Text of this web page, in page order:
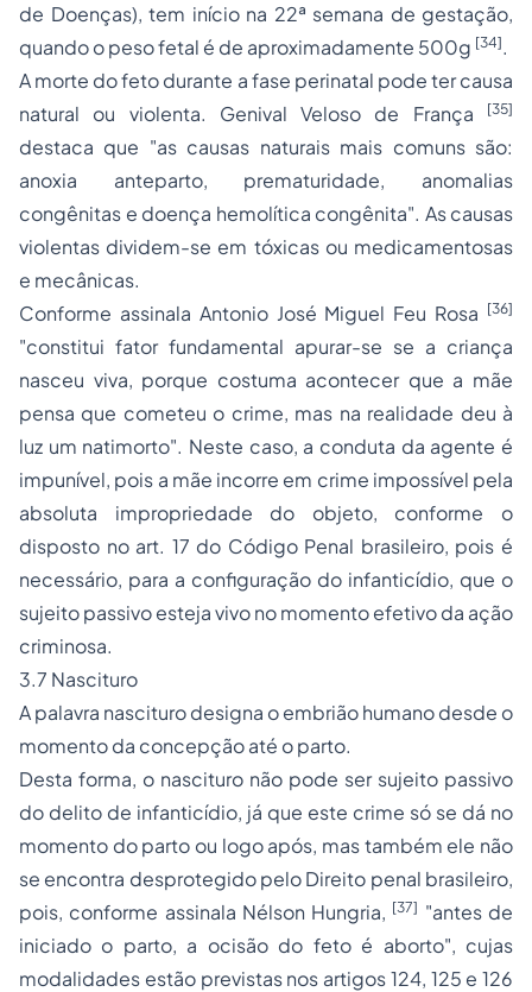
de Doenças), tem início na 22ª semana de gestação,
quando o peso fetal é de aproximadamente 500g [34].
A morte do feto durante a fase perinatal pode ter causa
natural ou violenta. Genival Veloso de França
[35]
destaca que "as causas naturais mais comuns são:
anoxia anteparto, prematuridade, anomalias
congênitas e doença hemolítica congênita". As causas
violentas dividem-se em tóxicasou medicamentosas
e mecânicas.
Conforme assinala Antonio José Miguel Feu Rosa [36]
"constitui fator fundamental apurar-se se a criança
nasceu viva, porque costuma acontecer que a mãe
pensa que cometeu o crime, mas na realidade deu à
luz um natimorto". Neste caso, a conduta da agente é
impunível, pois a mãe incorre em crime impossível pela
absoluta impropriedade do objeto, conforme o
disposto no art. 17 do Código Penal brasileiro, pois é
necessário, para a configuração do infanticídio, que o
sujeito passivo esteja vivo no momento efetivo da ação
criminosa.
3.7 Nascituro
A palavra nascituro designa o embrião humano desde o
momento da concepção até o parto.
Desta forma, o nascituro não pode ser sujeito passivo
do delito de infanticídio, já que este crime só se dá no
momento do parto ou logo após, mas também ele não
se encontra desprotegido pelo Direito penal brasileiro,
pois, conforme assinala Nélson Hungria, [37] "antes de
iniciado o parto, a ocisão do feto é aborto", cujas
modalidades estão previstas nos artigos 124, 125 e 126